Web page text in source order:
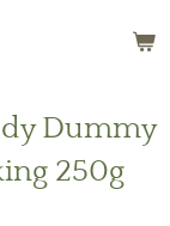
Dummy
250g